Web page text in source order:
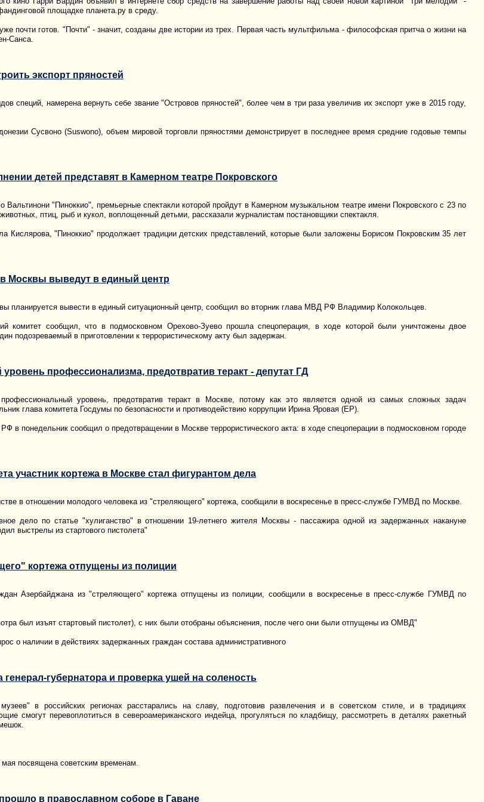
площадке планета.ру в среду.
почти готов. "Почти" - значит, созданы две истории из трех. Первая часть мультфильма - философская притча о жизни на
Санса.
экспорт пряностей
специй, намерена вернуть себе звание "Островов пряностей", более чем в три раза увеличив их экспорт уже в 2015 году,
Сусвоно (Suswono), объем мировой торговли пряностями демонстрирует в последнее время средние годовые темпы
детей представят в Камерном театре Покровского
Вальтинони "Пиноккио", премьерные спектакли которой пройдут в Камерном музыкальном театре имени Покровского с 23 по
птиц, рыб и кукол, воплощенный детьми, рассказали журналистам постановщики спектакля.
Кислярова, "Пиноккио" продолжает традиции детских представлений, которые были заложены Борисом Покровским 35 лет
Москвы выведут в единый центр
планируется вывести в единый ситуационный центр, сообщил во вторник глава МВД РФ Владимир Колокольцев.
комитет сообщил, что в подмосковном Орехово-Зуево прошла спецоперация, в ходе которой были уничтожены двое
подозреваемый в приготовлении к террористическому акту был задержан.
профессионализма, предотвратив теракт - депутат ГД
уровень, предотвратив теракт в Москве, потому как это является одной из самых сложных задач
глава комитета Госдумы по безопасности и противодействию коррупции Ирина Яровая (ЕР).
в понедельник сообщил о предотвращении в Москве террористического акта: в ходе спецоперации в подмосковном городе
участник кортежа в Москве стал фигурантом дела
в отношении молодого человека из "стреляющего" кортежа, сообщили в воскресенье в пресс-службе ГУМВД по Москве.
дело по статье "хулиганство" в отношении 19-летнего жителя Москвы - пассажира одной из задержанных накануне
выстрелы из стартового пистолета"
кортежа отпущены из полиции
Азербайджана из "стреляющего" кортежа отпущены из полиции, сообщили в воскресенье в пресс-службе ГУМВД по
был изъят стартовый пистолет), с них были отобраны объяснения, после чего они были отпущены из ОМВД"
о наличии в действиях задержанных граждан состава административного
губернатора и проверка ушей на соленость
в российских регионах расстарались на славу, подготовив развлечения и в советском стиле, и в традициях
смогут перевоплотиться в североамериканского индейца, прогуляться по кладбищу, рассмотреть в деталях ракетный
посвящена советским временам.
в православном соборе в Гаване